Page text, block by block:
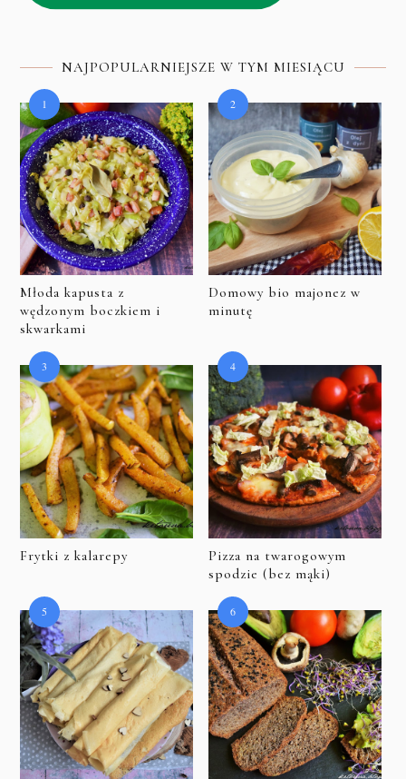
NAJPOPULARNIEJSZE W TYM MIESIĄCU
Młoda kapusta z
wędzonym boczkiem i
skwarkami
Domowy bio majonez w
minutę
Frytki z kalarepy
Pizza na twarogowym
spodzie (bez mąki)